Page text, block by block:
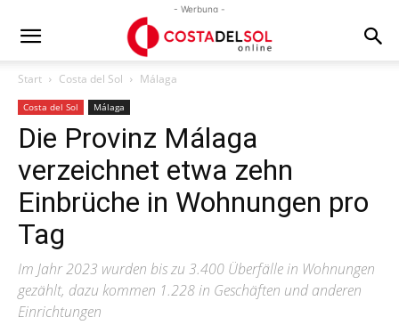
- Werbung -
Start Costa del Sol Málaga
Costa del Sol Málaga
Die Provinz Málaga
verzeichnet etwa zehn
Einbrüche in Wohnungen pro
Tag
Im Jahr 2023 wurden bis zu 3.400 Überfälle in Wohnungen
gezählt, dazu kommen 1.228 in Geschäften und anderen
Einrichtungen